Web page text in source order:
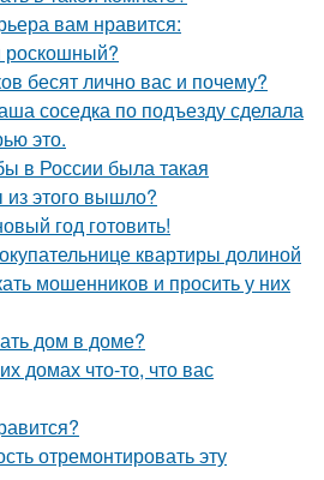
вам нравится:
роскошный?
бесят лично вас и почему?
соседка по подъезду сделала
это.
в России была такая
из этого вышло?
год готовить!
квартиры долиной
мошенников и просить у них
дом в доме?
домах что-то, что вас
отремонтировать эту